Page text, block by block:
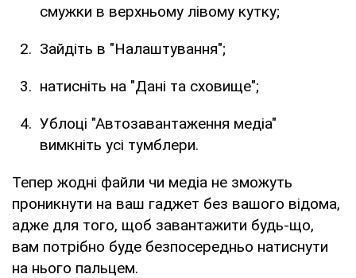
смужки в верхньому лівому кутку;
Зайдіть в "Налаштування";
натисніть на "Дані та сховище";
Ублоці "Автозавантаження медіа"
вимкніть усі тумблери.
Тепер жодні файли чи медіа не зможуть
проникнути на ваш гаджет без вашого відома,
адже для того, щоб завантажити будь-що,
вам потрібно буде безпосередньо натиснути
на нього пальцем.